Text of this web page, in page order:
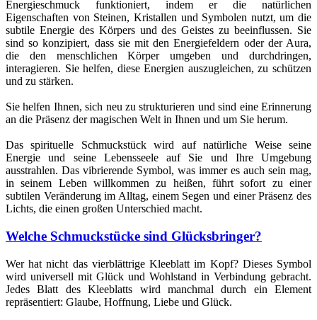
(2
Energieschmuck funktioniert, indem er die natürlichen
Eigenschaften von Steinen, Kristallen und Symbolen nutzt, um die
subtile Energie des Körpers und des Geistes zu beeinflussen. Sie
sind so konzipiert, dass sie mit den Energiefeldern oder der Aura,
die den menschlichen Körper umgeben und durchdringen,
interagieren. Sie helfen, diese Energien auszugleichen, zu schützen
und zu stärken.
Sie helfen Ihnen, sich neu zu strukturieren und sind eine Erinnerung
an die Präsenz der magischen Welt in Ihnen und um Sie herum.
Das spirituelle Schmuckstück wird auf natürliche Weise seine
Energie und seine Lebensseele auf Sie und Ihre Umgebung
ausstrahlen. Das vibrierende Symbol, was immer es auch sein mag,
in seinem Leben willkommen zu heißen, führt sofort zu einer
subtilen Veränderung im Alltag, einem Segen und einer Präsenz des
Lichts, die einen großen Unterschied macht.
Welche Schmuckstücke sind Glücksbringer?
Wer hat nicht das vierblättrige Kleeblatt im Kopf? Dieses Symbol
wird universell mit Glück und Wohlstand in Verbindung gebracht.
Jedes Blatt des Kleeblatts wird manchmal durch ein Element
repräsentiert: Glaube, Hoffnung, Liebe und Glück.